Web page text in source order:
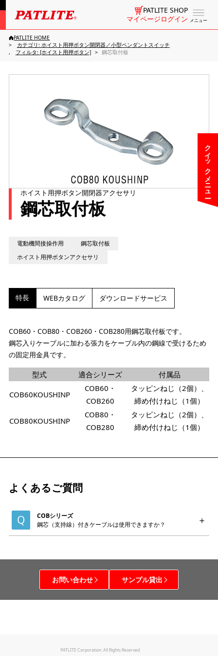
メニュー
PATLITE SHOP
マイページログイン
クイックメニュー
PATLITE HOME
カテゴリ: ホイスト用押ボタン開閉器／小型ペンダントスイッチ
フィルタ: [ホイスト用押ボタン]
鋼芯取付板
ホイスト用押ボタン開閉器アクセサリ
鋼芯取付板
電動機間接操作用
鋼芯取付板
ホイスト用押ボタンアクセサリ
特長 WEBカタログ ダウンロードサービス
COB60・COB80・COB260・COB280用鋼芯取付板です。
鋼芯入りケーブルに加わる張力をケーブル内の鋼線で受けるため
の固定用金具です。
型式 適合シリーズ 付属品
COB60KOUSHINP
COB60・
COB260
タッピンねじ（2個）、
締め付けねじ（1個）
COB80KOUSHINP
COB80・
COB280
タッピンねじ（2個）、
締め付けねじ（1個）
よくあるご質問
COBシリーズ
鋼芯（支持線）付きケーブルは使用できますか？
お問い合わせ サンプル貸出
PATLITE Corporation. All Rights Reserved.